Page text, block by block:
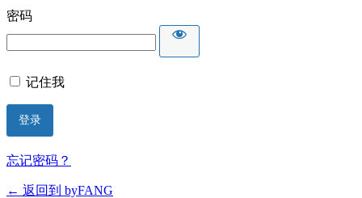
密码
记住我
忘记密码？
← 返回到 byFANG